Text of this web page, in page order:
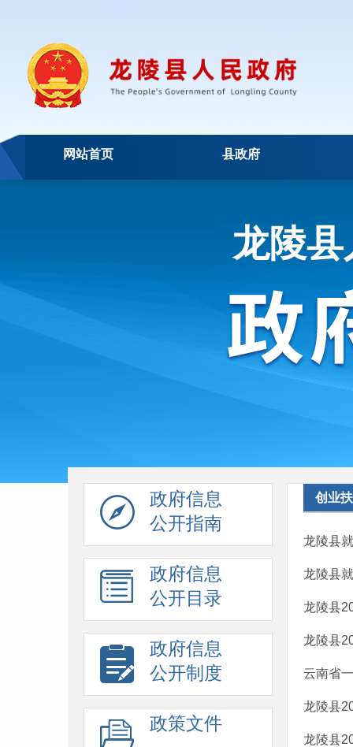
网站首页 县政府
龙陵
政府信息
公开指南
政府信息
公开目录
政府信息
公开制度
政策文件
创业
龙陵县
龙陵县
龙陵县
龙陵县
云南省
龙陵县
龙陵县